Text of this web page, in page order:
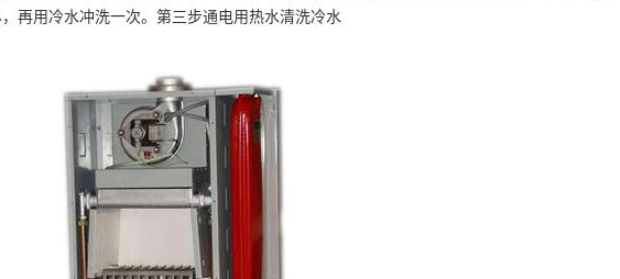
再用冷水冲洗一次。第三步通电用热水清洗冷水